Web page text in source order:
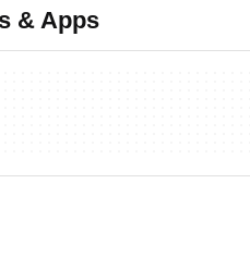
& Apps